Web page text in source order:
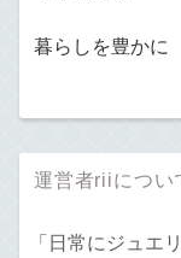
暮らしを豊かに
運営者riiについ
「日常にジュエ